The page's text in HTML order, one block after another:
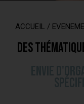
ACCUEIL /
Des